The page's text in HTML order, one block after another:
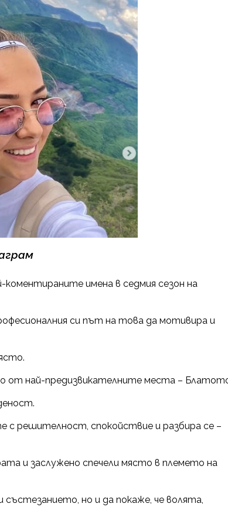
имена в седмия сезон на
си път на това да мотивира и
от най-предизвикателните места –
решителност, спокойствие и разбира се –
и заслужено спечели място в племето на
състезанието, но и да покаже, че волята,